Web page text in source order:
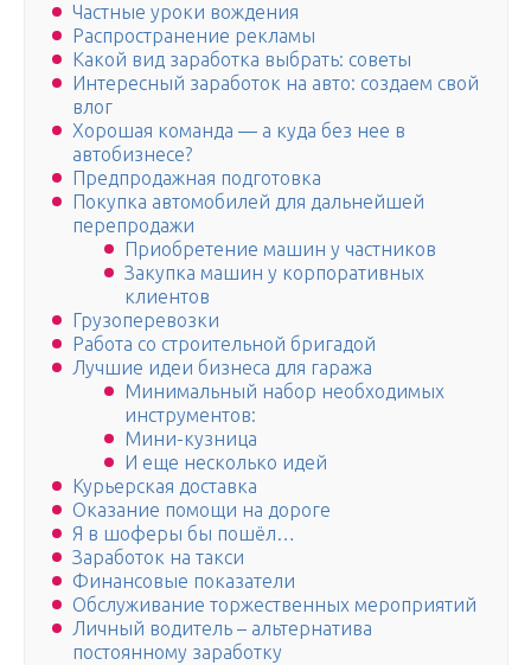
Частные уроки вождения
Распространение рекламы
Какой вид заработка выбрать: советы
Интересный заработок на авто: создаем свой
влог
Хорошая команда — а куда без нее в
автобизнесе?
Предпродажная подготовка
Покупка автомобилей для дальнейшей
перепродажи
Приобретение машин у частников
Закупка машин у корпоративных
клиентов
Грузоперевозки
Работа со строительной бригадой
Лучшие идеи бизнеса для гаража
Минимальный набор необходимых
инструментов:
Мини-кузница
И еще несколько идей
Курьерская доставка
Оказание помощи на дороге
Я в шоферы бы пошёл…
Заработок на такси
Финансовые показатели
Обслуживание торжественных мероприятий
Личный водитель – альтернатива
постоянному заработку